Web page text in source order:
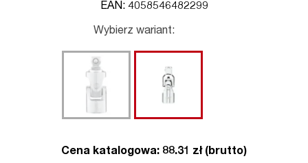
EAN: 4058546482299
Wybierz wariant:
Cena katalogowa: 88.31 zł (brutto)